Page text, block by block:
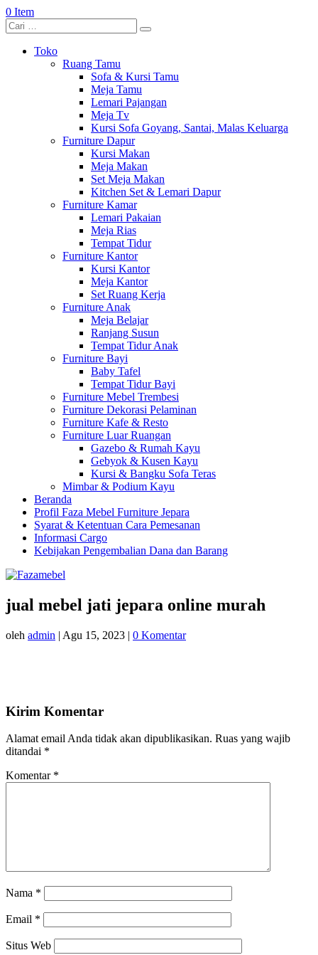
0 Item
Toko
Ruang Tamu
Sofa & Kursi Tamu
Meja Tamu
Lemari Pajangan
Meja Tv
Kursi Sofa Goyang, Santai, Malas Keluarga
Furniture Dapur
Kursi Makan
Meja Makan
Set Meja Makan
Kitchen Set & Lemari Dapur
Furniture Kamar
Lemari Pakaian
Meja Rias
Tempat Tidur
Furniture Kantor
Kursi Kantor
Meja Kantor
Set Ruang Kerja
Furniture Anak
Meja Belajar
Ranjang Susun
Tempat Tidur Anak
Furniture Bayi
Baby Tafel
Tempat Tidur Bayi
Furniture Mebel Trembesi
Furniture Dekorasi Pelaminan
Furniture Kafe & Resto
Furniture Luar Ruangan
Gazebo & Rumah Kayu
Gebyok & Kusen Kayu
Kursi & Bangku Sofa Teras
Mimbar & Podium Kayu
Beranda
Profil Faza Mebel Furniture Jepara
Syarat & Ketentuan Cara Pemesanan
Informasi Cargo
Kebijakan Pengembalian Dana dan Barang
jual mebel jati jepara online murah
oleh admin | Agu 15, 2023 | 0 Komentar
Kirim Komentar
Alamat email Anda tidak akan dipublikasikan. Ruas yang wajib
ditandai *
Komentar *
Nama *
Email *
Situs Web